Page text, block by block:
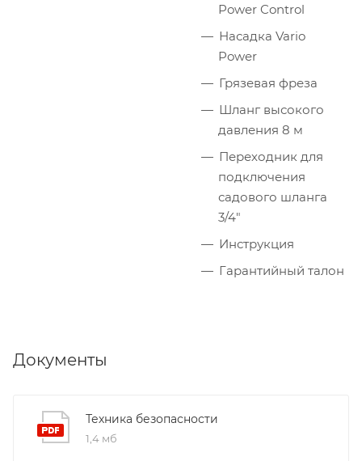
Power Control
Насадка Vario
Power
Грязевая фреза
Шланг высокого
давления 8 м
Переходник для
подключения
садового шланга
3/4"
Инструкция
Гарантийный талон
Документы
Техника безопасности
1,4 мб